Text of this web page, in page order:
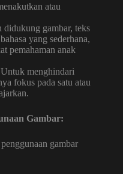
atau
didukung gambar, teks
yang sederhana,
pemahaman anak
Untuk menghindari
fokus pada satu atau
Gambar:
gambar